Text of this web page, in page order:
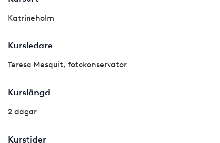
Katrineholm
Kursledare
Teresa Mesquit, fotokonservator
Kurslängd
2 dagar
Kurstider